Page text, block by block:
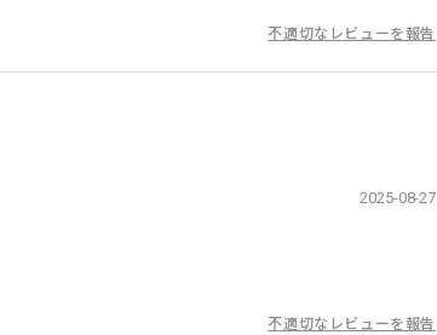
不適切なレビューを報告
2025-08-27
不適切なレビューを報告